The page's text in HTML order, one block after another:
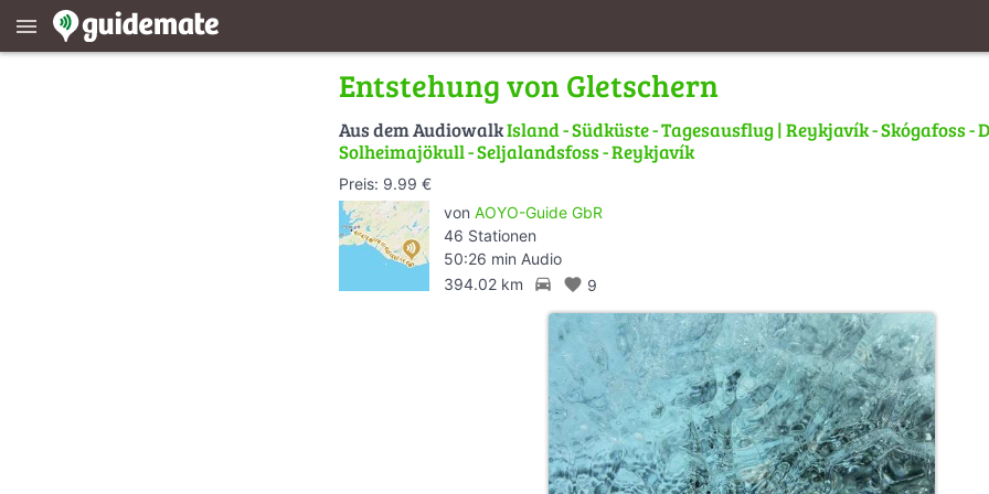
menu
Entstehung von Gletschern
Aus dem AudiowalkIsland - Südküste - Tagesausflug | Reykjavík - Skógafoss -
Solheimajökull - Seljalandsfoss - Reykjavík
Preis: 9.99 €
von AOYO-Guide GbR
46 Stationen
50:26 min Audio
394.02 km
directions_car favorite 9